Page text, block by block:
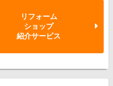
リフォーム
ショップ
紹介サービス